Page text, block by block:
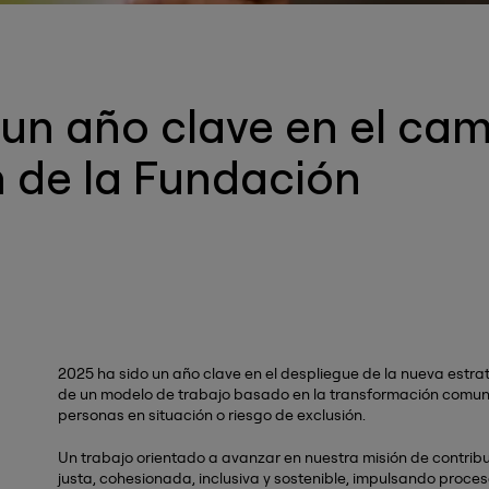
año clave en el
la Fundación
2025 ha sido un año clave en el despliegue de la nueva
de un modelo de trabajo basado en la transformación
personas en situación o riesgo de exclusión.
Un trabajo orientado a avanzar en nuestra misión de
justa, cohesionada, inclusiva y sostenible, impulsando